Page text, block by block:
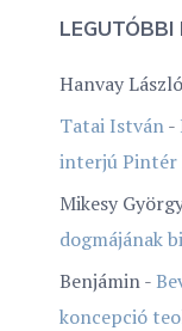
Hanvay László
Tatai István-
interjú Pintér
Mikesy
dogmájának
Benjámin-
koncepció